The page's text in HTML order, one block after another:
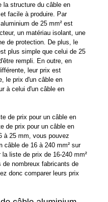
la structure du câble en
facile à produire. Par
de 25 mm² est
un matériau isolant, une
de protection. De plus, le
plus simple que celui de 25
rempli. En outre, en
leur prix est
le prix d'un câble en
à celui d'un câble en
de prix pour un câble en
de prix pour un câble en
à 25 mm, vous pouvez
câble de 16 à 240 mm² sur
liste de prix de 16-240 mm²
de nombreux fabricants de
donc comparer leurs prix